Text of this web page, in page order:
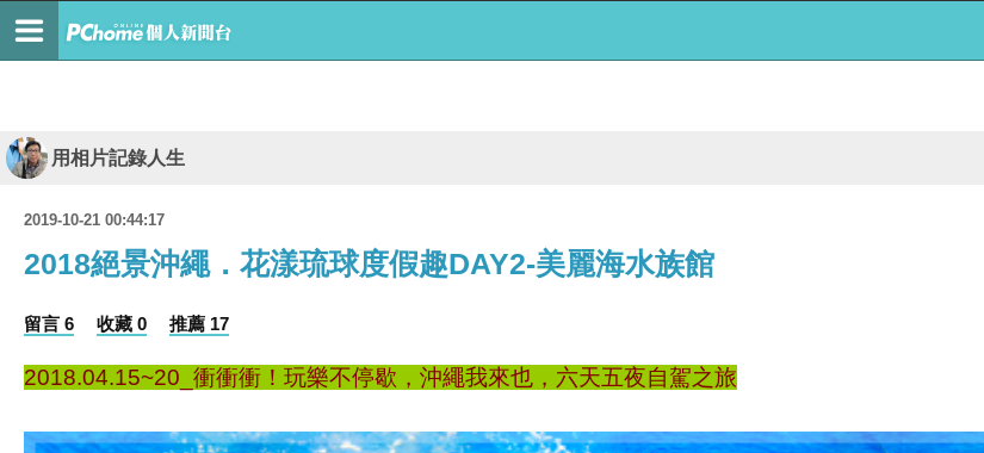
用相片記錄人生
2019-10-21 00:44:17
2018絕景沖繩．花漾琉球度假趣DAY2-美麗海水族館
留言 6 收藏 0 推薦 17
2018.04.15~20_衝衝衝！玩樂不停歇，沖繩我來也，六天五夜自駕之旅